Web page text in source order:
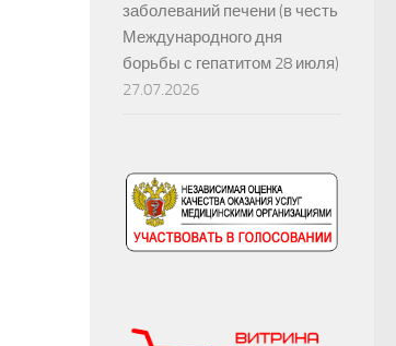
заболеваний печени (в честь
Международного дня
борьбы с гепатитом 28 июля)
27.07.2026